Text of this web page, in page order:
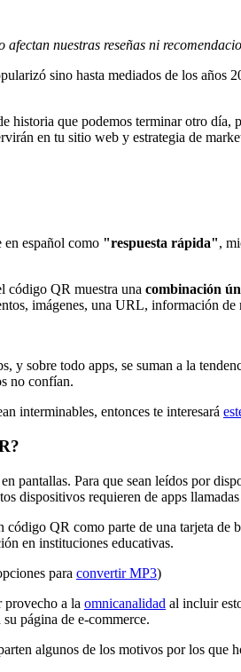
nuestras reseñas ni
sino hasta mediados de los años
historia que podemos terminar otro
en tu sitio web y estrategia de
en español como "respuesta rápida",
código QR muestra una combinación
imágenes, una URL, información
y sobre todo apps, se suman a la
no confían.
interminables, entonces te interesará
pantallas. Para que sean leídos por
dispositivos requieren de apps llamadas
QR como parte de una tarjeta
en instituciones educativas.
para convertir MP3)
provecho a la omnicanalidad al incluir
página de e-commerce.
algunos de los motivos por los que